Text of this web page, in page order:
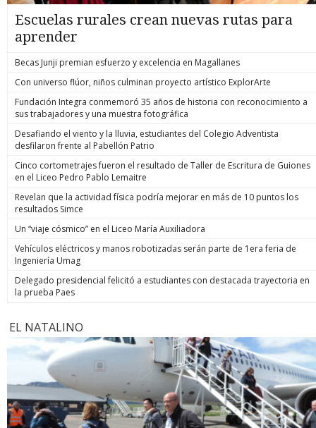
Escuelas rurales crean nuevas rutas para
aprender
Becas Junji premian esfuerzo y excelencia en Magallanes
Con universo flúor, niños culminan proyecto artístico ExplorArte
Fundación Integra conmemoró 35 años de historia con reconocimiento a
sus trabajadores y una muestra fotográfica
Desafiando el viento y la lluvia, estudiantes del Colegio Adventista
desfilaron frente al Pabellón Patrio
Cinco cortometrajes fueron el resultado de Taller de Escritura de Guiones
en el Liceo Pedro Pablo Lemaitre
Revelan que la actividad física podría mejorar en más de 10 puntos los
resultados Simce
Un “viaje cósmico” en el Liceo María Auxiliadora
Vehículos eléctricos y manos robotizadas serán parte de 1era feria de
Ingeniería Umag
Delegado presidencial felicitó a estudiantes con destacada trayectoria en
la prueba Paes
EL NATALINO